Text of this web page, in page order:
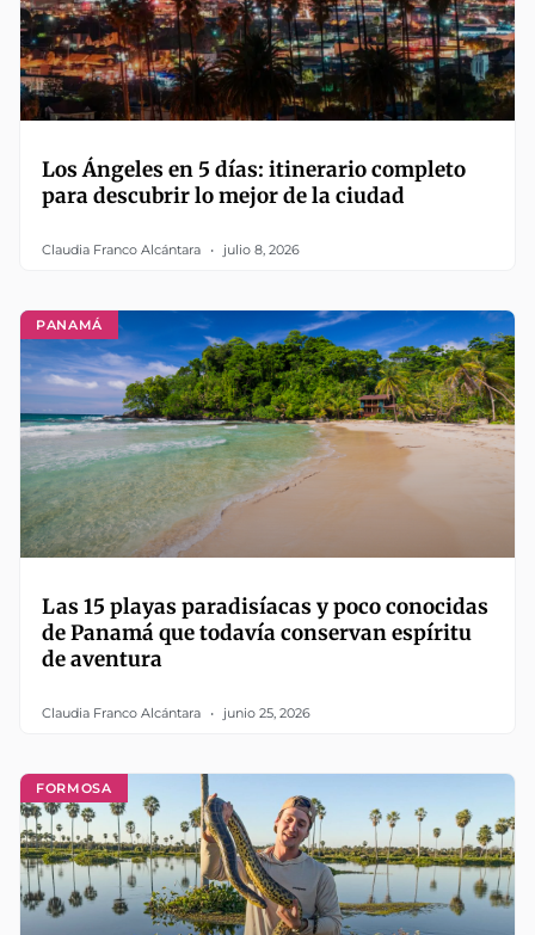
Los Ángeles en 5 días: itinerario completo
para descubrir lo mejor de la ciudad
Claudia Franco Alcántara julio 8, 2026
PANAMÁ
Las 15 playas paradisíacas y poco conocidas
de Panamá que todavía conservan espíritu
de aventura
Claudia Franco Alcántara junio 25, 2026
FORMOSA